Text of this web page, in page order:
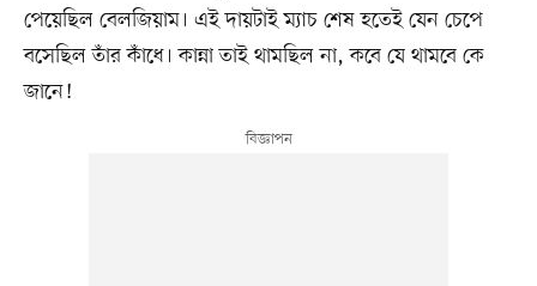
পেয়েছিল বেলজিয়াম। এই দায়টাই ম্যাচ শেষ হতেই যেন চেপে
বসেছিল তাঁর কাঁধে। কান্না তাই থামছিল না, কবে যে থামবে কে
জানে!